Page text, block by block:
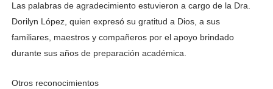
Las palabras de agradecimiento estuvieron a cargo de la Dra.
Dorilyn López, quien expresó su gratitud a Dios, a sus
familiares, maestros y compañeros por el apoyo brindado
durante sus años de preparación académica.
Otros reconocimientos